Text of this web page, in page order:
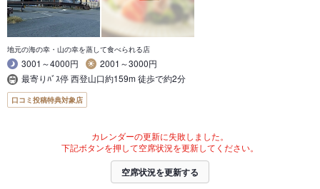
地元の海の幸・山の幸を蒸して食べられる店
3001～4000円
2001～3000円
最寄りﾊﾞｽ停 西登山口約159m 徒歩で約2分
口コミ投稿特典対象店
カレンダーの更新に失敗しました。
下記ボタンを押して空席状況を更新してください。
空席状況を更新する